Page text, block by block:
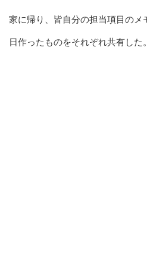
家に帰り、皆自分の担当項目のメ
日作ったものをそれぞれ共有した。